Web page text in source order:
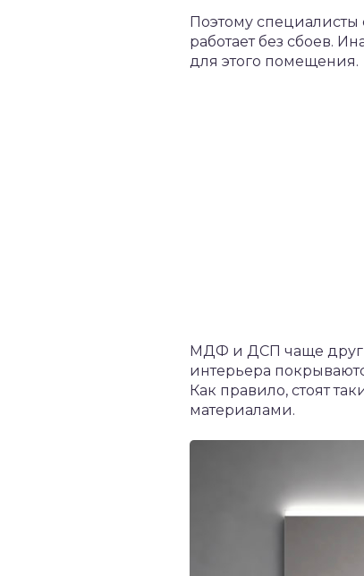
Поэтому специалисты
работает без сбоев.
для этого помещения.
МДФ и ДСП чаще
интерьера
Как правило, стоят
материалами.